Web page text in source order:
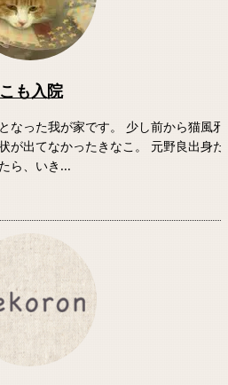
も入院
なった我が家です。 少し前から猫風
が出てなかったきなこ。 元野良出身
ら、いき...